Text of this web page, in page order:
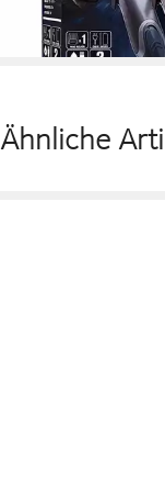
35,82 €
lieferbar in 3 Wochen
Ähnliche